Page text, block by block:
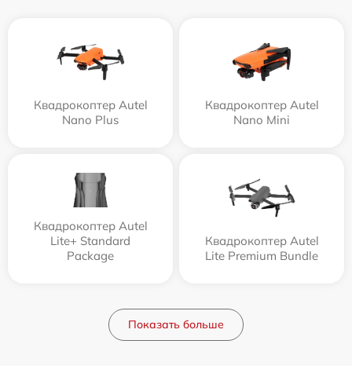
Квадрокоптер Autel
Nano Plus
Квадрокоптер Autel
Nano Mini
Квадрокоптер Autel
Lite+ Standard
Package
Квадрокоптер Autel
Lite Premium Bundle
Показать больше